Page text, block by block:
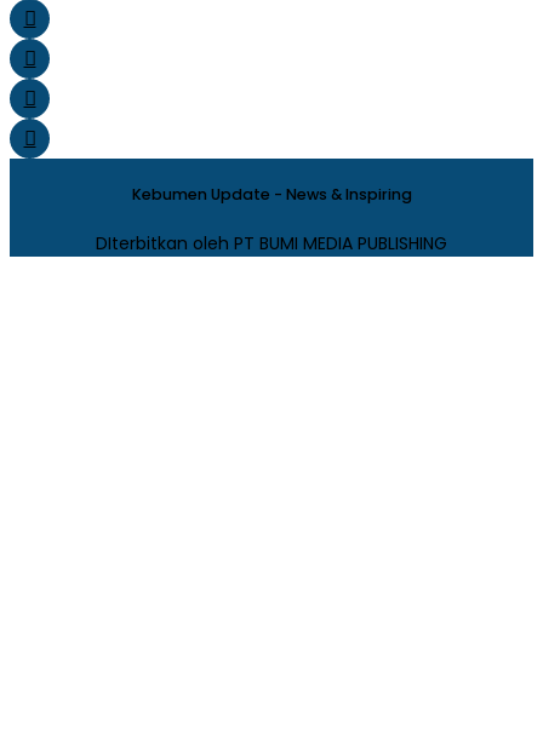
Kebumen Update - News & Inspiring
DIterbitkan oleh PT BUMI MEDIA PUBLISHING